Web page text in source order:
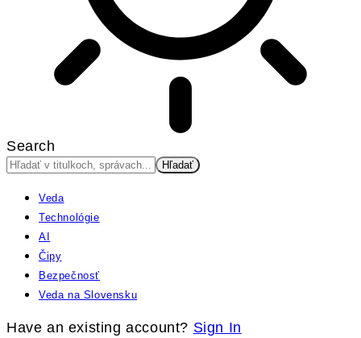
Search
Veda
Technológie
AI
Čipy
Bezpečnosť
Veda na Slovensku
Have an existing account? Sign In